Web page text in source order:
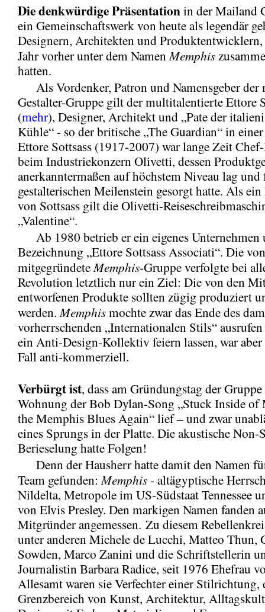
Die denkwürdige Präsentationin der Mailand
ein Gemeinschaftswerk von heute als legendär
Designern, Architekten und
Jahr vorher unter dem Namen Memphis
hatten.
Als Vordenker, Patron und Namensgeber der
Gestalter-Gruppe gilt der multitalentierte Ettore
(mehr), Designer, Architekt und „Pate der
Kühle“ - so der britische „The Guardian“ in
Ettore Sottsass (1917-2007) war lange Zeit
beim Industriekonzern Olivetti, dessen
anerkanntermaßen auf höchstem Niveau lag
gestalterischen Meilenstein gesorgt hatte. Als
von Sottsass gilt die Olivetti-
„Valentine“.
Ab 1980 betrieb er ein eigenes Unternehmen
Bezeichnung „Ettore Sottsass Associati“. Die
mitgegründete Memphis-Gruppe verfolgte bei
Revolution letztlich nur ein Ziel: Die von den
entworfenen Produkte sollten zügig produziert
werden. Memphismochte zwar das Ende des
vorherrschenden „Internationalen Stils“
ein Anti-Design-Kollektiv feiern lassen, war
Fall anti-kommerziell.
Verbürgt ist, dass am Gründungstag der
Wohnung der Bob Dylan-Song „Stuck Inside
the Memphis Blues Again“ lief – und zwar
eines Sprungs in der Platte. Die akustische Non-
Berieselung hatte Folgen!
Denn der Hausherr hatte damit den Namen
Team gefunden: Memphis- altägyptische
Nildelta, Metropole im US-Südstaat Tennessee
von Elvis Presley. Den markigen Namen fanden
Mitgründer angemessen. Zu diesem
unter anderen Michele de Lucchi, Matteo Thun,
Sowden, Marco Zanini und die Schriftstellerin
Journalistin Barbara Radice, seit 1976 Ehefrau
Allesamt waren sie Verfechter einer Stilrichtung,
Grenzbereich von Kunst, Architektur,